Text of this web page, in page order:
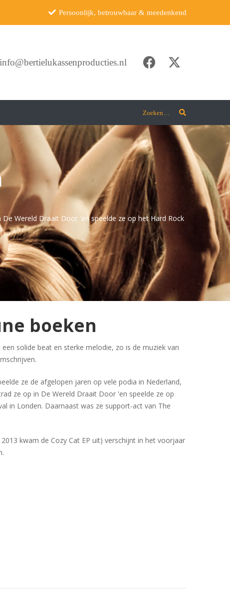
Persoonlijk, betrouwbaar & meedenkend
info@bertielukassenproducties.nl
Zoeken…
Wereld Draait Door 'en speelde ze op het Hard Rock
boeken
solide beat en sterke melodie, zo is de muziek van
ze de afgelopen jaren op vele podia in Nederland,
ze op in De Wereld Draait Door 'en speelde ze op
in Londen. Daarnaast was ze support-act van The
kwam de Cozy Cat EP uit) verschijnt in het voorjaar